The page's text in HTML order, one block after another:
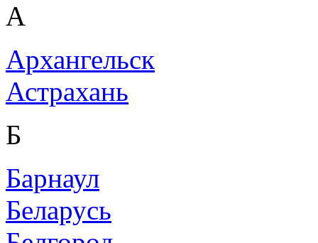
А
Архангельск
Астрахань
Б
Барнаул
Беларусь